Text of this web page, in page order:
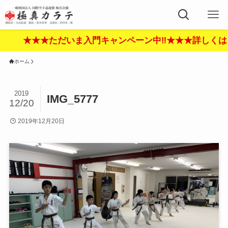
★★★ただいま入門キャンペーン中‼︎★★★詳しくは
ホーム
IMG_5777
2019
12/20
2019年12月20日